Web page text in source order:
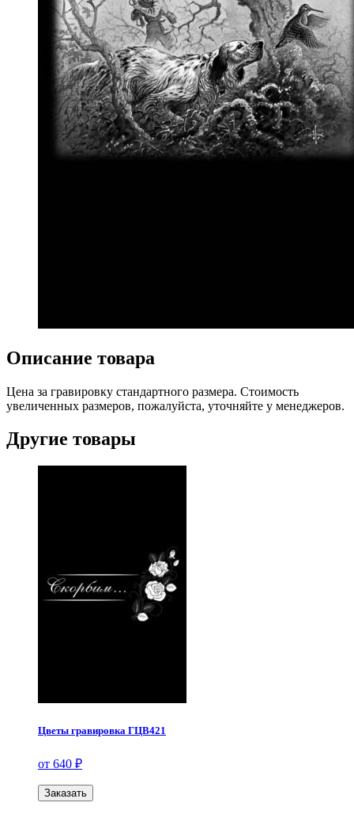
Описание товара
Цена за гравировку стандартного размера. Стоимость
увеличенных размеров, пожалуйста, уточняйте у менеджеров.
Другие товары
Цветы гравировка ГЦВ421
от 640 ₽
Заказать